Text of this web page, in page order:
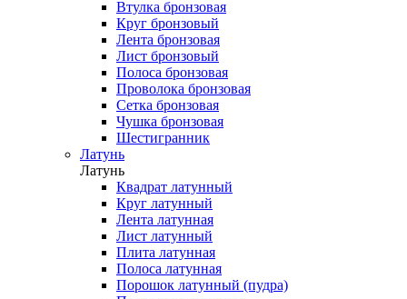
Втулка бронзовая
Круг бронзовый
Лента бронзовая
Лист бронзовый
Полоса бронзовая
Проволока бронзовая
Сетка бронзовая
Чушка бронзовая
Шестигранник
Латунь
Латунь
Квадрат латунный
Круг латунный
Лента латунная
Лист латунный
Плита латунная
Полоса латунная
Порошок латунный (пудра)